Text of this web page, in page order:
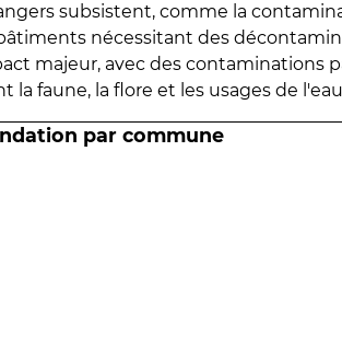
subsistent, comme la
nécessitant des
majeur, avec des contaminations
la faune, la flore et les usages de
par commune